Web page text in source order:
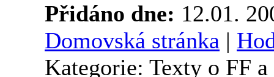
Přidáno dne: 12.01.
Domovská stránka |
Kategorie: Texty o FF